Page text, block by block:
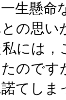
生懸
の思い
には
ので
てしま